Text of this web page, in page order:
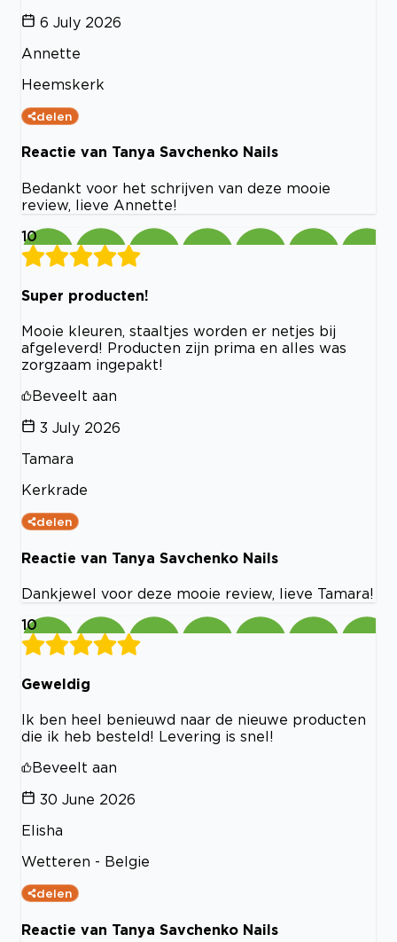
6 July 2026
Annette
Heemskerk
delen
Reactie van Tanya Savchenko Nails
Bedankt voor het schrijven van deze mooie
review, lieve Annette!
10
Super producten!
Mooie kleuren, staaltjes worden er netjes bij
afgeleverd! Producten zijn prima en alles was
zorgzaam ingepakt!
Beveelt aan
3 July 2026
Tamara
Kerkrade
delen
Reactie van Tanya Savchenko Nails
Dankjewel voor deze mooie review, lieve Tamara!
10
Geweldig
Ik ben heel benieuwd naar de nieuwe producten
die ik heb besteld! Levering is snel!
Beveelt aan
30 June 2026
Elisha
Wetteren - Belgie
delen
Reactie van Tanya Savchenko Nails